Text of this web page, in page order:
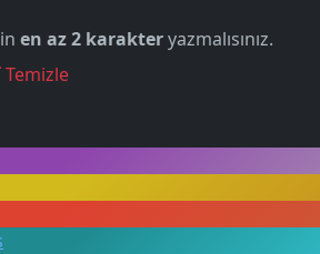
en az 2 karakteryazmalısınız.
Temizle